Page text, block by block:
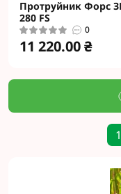
Протруйник Форс
280 FS
0
11 220.00 ₴
1